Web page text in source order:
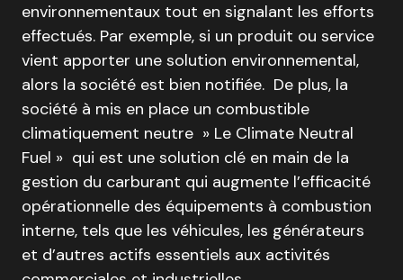
environnementaux tout en signalant les efforts
effectués. Par exemple, si un produit ou service
vient apporter une solution environnemental,
alors la société est bien notifiée. De plus, la
société à mis en place un combustible
climatiquement neutre » Le Climate Neutral
Fuel » qui est une solution clé en main de la
gestion du carburant qui augmente l’efficacité
opérationnelle des équipements à combustion
interne, tels que les véhicules, les générateurs
et d’autres actifs essentiels aux activités